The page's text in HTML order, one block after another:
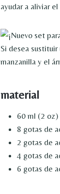
ayudar a aliviar
Si desea
manzanilla y el
material
60 ml (2 oz)
8 gotas de
2 gotas de
4 gotas de
6 gotas de